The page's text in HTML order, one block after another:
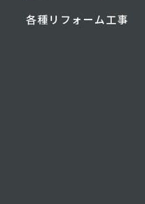
各種リフォーム工事